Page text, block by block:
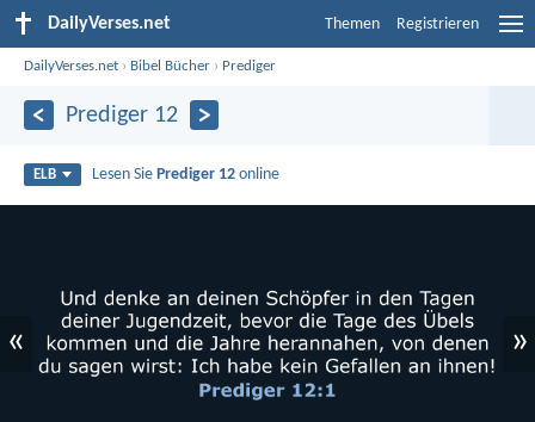
DailyVerses.net Themen Registrieren
DailyVerses.net › Bibel Bücher › Prediger
Prediger 12
ELB Lesen Sie Prediger 12 online
« »